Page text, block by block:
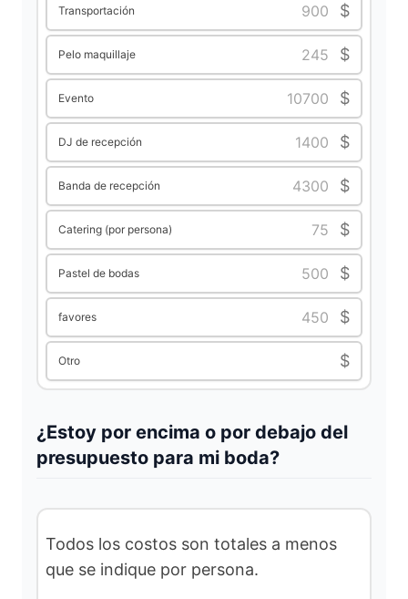
Transportación $
Pelo maquillaje $
Evento $
DJ de recepción $
Banda de recepción $
Catering (por persona) $
Pastel de bodas $
favores $
Otro $
¿Estoy por encima o por debajo del
presupuesto para mi boda?
Todos los costos son totales a menos
que se indique por persona.